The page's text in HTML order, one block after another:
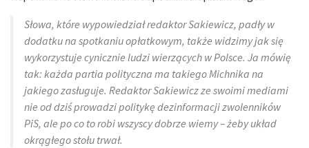
Słowa, które wypowiedział redaktor Sakiewicz, padły w
dodatku na spotkaniu opłatkowym, także widzimy jak się
wykorzystuje cynicznie ludzi wierzących w Polsce. Ja mówię
tak: każda partia polityczna ma takiego Michnika na
jakiego zasługuje. Redaktor Sakiewicz ze swoimi mediami
nie od dziś prowadzi politykę dezinformacji zwolenników
PiS, ale po co to robi wszyscy dobrze wiemy – żeby układ
okrągłego stołu trwał.